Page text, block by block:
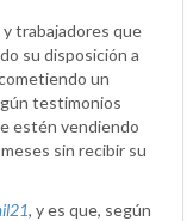
trabajadores que
su disposición a
un
testimonios
estén vendiendo
sin recibir su
, y es que, según